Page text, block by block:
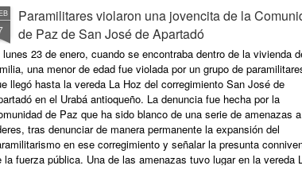
habitado ancestralmente por familias barequeras, que en su
no fueron censadas o que con las irrisorias
les ha sido posible sobrevivir y por ello han retornado a su hábitat
Por Movimiento Ríos Vivos
Paramilitares violaron una jovencita de la
de Paz de San José de Apartadó
lunes 23 de enero, cuando se encontraba dentro de la vivienda
una menor de edad fue violada por un grupo de
llegó hasta la vereda La Hoz del corregimiento San José de
en el Urabá antioqueño. La denuncia fue hecha por la
de Paz que ha sido blanco de una serie de amenazas
tras denunciar de manera permanente la expansión del
en ese corregimiento y señalar la presunta
la fuerza pública. Una de las amenazas tuvo lugar en la vereda